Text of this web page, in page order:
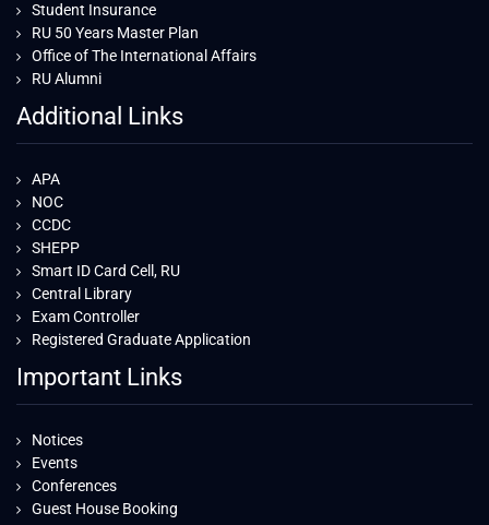
Student Insurance
RU 50 Years Master Plan
Office of The International Affairs
RU Alumni
Additional Links
APA
NOC
CCDC
SHEPP
Smart ID Card Cell, RU
Central Library
Exam Controller
Registered Graduate Application
Important Links
Notices
Events
Conferences
Guest House Booking